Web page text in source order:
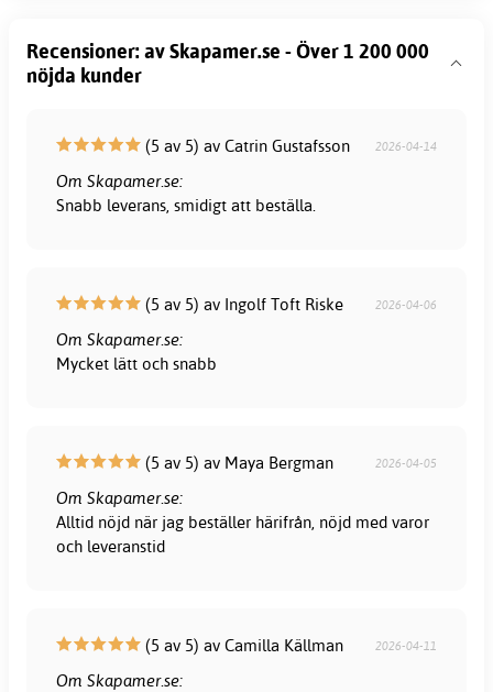
Recensioner: av Skapamer.se - Över 1 200 000
nöjda kunder
(5 av 5) av Catrin Gustafsson 2026-04-14
Om Skapamer.se:
Snabb leverans, smidigt att beställa.
(5 av 5) av Ingolf Toft Riske 2026-04-06
Om Skapamer.se:
Mycket lätt och snabb
(5 av 5) av Maya Bergman 2026-04-05
Om Skapamer.se:
Alltid nöjd när jag beställer härifrån, nöjd med varor
och leveranstid
(5 av 5) av Camilla Källman 2026-04-11
Om Skapamer.se: